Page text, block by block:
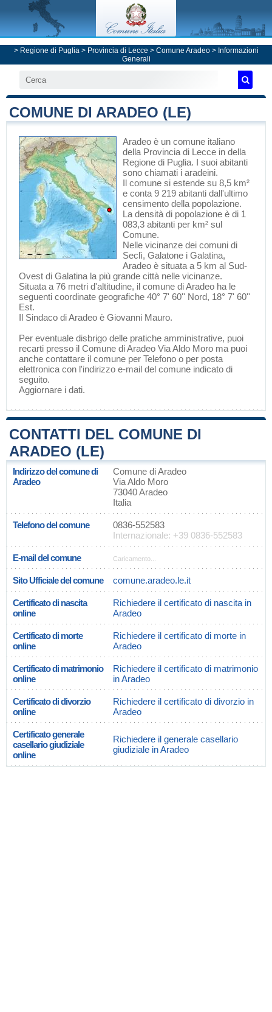
> Regione di Puglia> Provincia di Lecce > Comune Aradeo> Informazioni
Generali
COMUNE DI ARADEO (LE)
Aradeo è un comune italiano
della Provincia di Lecce in della
Regione di Puglia. I suoi abitanti
sono chiamati i aradeini.
Il comune si estende su 8,5 km²
e conta 9 219 abitanti dall'ultimo
censimento della popolazione.
La densità di popolazione è di 1
083,3 abitanti per km² sul
Comune.
Nelle vicinanze dei comuni di
Seclì, Galatone i Galatina,
Aradeo è situata a 5 km al Sud-
Ovest di Galatina la più grande città nelle vicinanze.
Situata a 76 metri d'altitudine, il comune di Aradeo ha le
seguenti coordinate geografiche 40° 7' 60'' Nord, 18° 7' 60''
Est.
Il Sindaco di Aradeo è Giovanni Mauro.
Per eventuale disbrigo delle pratiche amministrative, puoi
recarti presso il Comune di Aradeo Via Aldo Moro ma puoi
anche contattare il comune per Telefono o per posta
elettronica con l'indirizzo e-mail del comune indicato di
seguito.
Aggiornare i dati.
CONTATTI DEL COMUNE DI
ARADEO (LE)
Indirizzo del comune di
Aradeo
Comune di Aradeo
Via Aldo Moro
73040 Aradeo
Italia
Telefono del comune
0836-552583
Internazionale: +39 0836-552583
E-mail del comune Caricamento...
Sito Ufficiale del comune comune.aradeo.le.it
Certificato di nascita
online
Richiedere il certificato di nascita in
Aradeo
Certificato di morte
online
Richiedere il certificato di morte in
Aradeo
Certificato di matrimonio
online
Richiedere il certificato di matrimonio
in Aradeo
Certificato di divorzio
online
Richiedere il certificato di divorzio in
Aradeo
Certificato generale
casellario giudiziale
online
Richiedere il generale casellario
giudiziale in Aradeo